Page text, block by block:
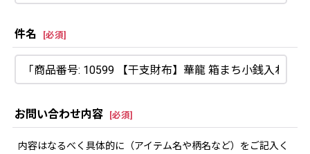
件名 [必須]
お問い合わせ内容 [必須]
内容はなるべく具体的に（アイテム名や柄名など）をご記入く